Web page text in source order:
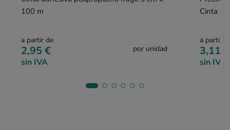
100 m
a partir de
2,95 €
sin IVA
por unidad
Cinta
a partir
3,11 €
sin IVA